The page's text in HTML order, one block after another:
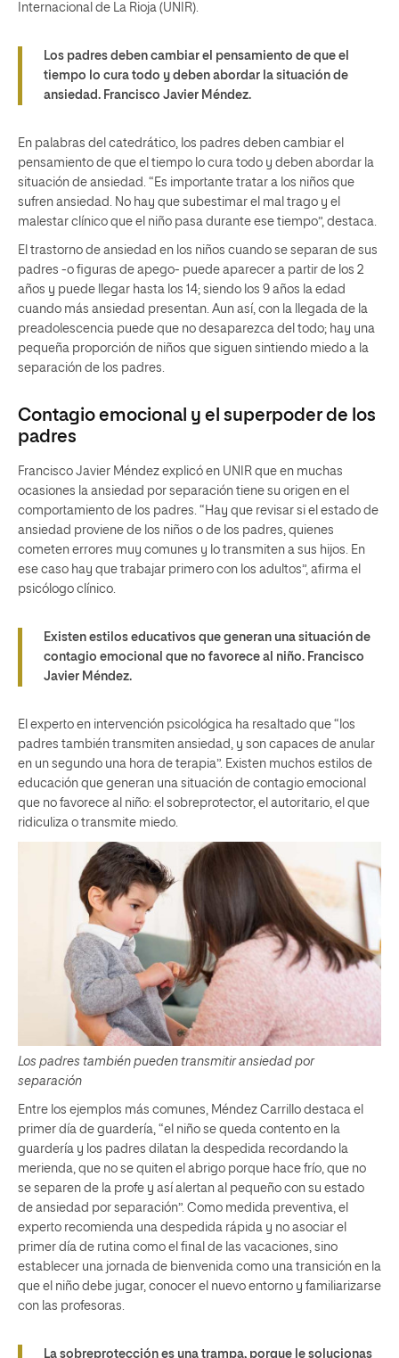
Internacional de La Rioja (UNIR).
Los padres deben cambiar el pensamiento de que el
tiempo lo cura todo y deben abordar la situación de
ansiedad. Francisco Javier Méndez.
En palabras del catedrático, los padres deben cambiar el
pensamiento de que el tiempo lo cura todo y deben abordar la
situación de ansiedad. “Es importante tratar a los niños que
sufren ansiedad. No hay que subestimar el mal trago y el
malestar clínico que el niño pasa durante ese tiempo”, destaca.
El trastorno de ansiedad en los niños cuando se separan de sus
padres -o figuras de apego- puede aparecer a partir de los 2
años y puede llegar hasta los 14; siendo los 9 años la edad
cuando más ansiedad presentan. Aun así, con la llegada de la
preadolescencia puede que no desaparezca del todo; hay una
pequeña proporción de niños que siguen sintiendo miedo a la
separación de los padres.
Contagio emocional y el superpoder de los
padres
Francisco Javier Méndez explicó en UNIR que en muchas
ocasiones la ansiedad por separación tiene su origen en el
comportamiento de los padres. “Hay que revisar si el estado de
ansiedad proviene de los niños o de los padres, quienes
cometen errores muy comunes y lo transmiten a sus hijos. En
ese caso hay que trabajar primero con los adultos”, afirma el
psicólogo clínico.
Existen estilos educativos que generan una situación de
contagio emocional que no favorece al niño. Francisco
Javier Méndez.
El experto en intervención psicológica ha resaltado que “los
padres también transmiten ansiedad, y son capaces de anular
en un segundo una hora de terapia”. Existen muchos estilos de
educación que generan una situación de contagio emocional
que no favorece al niño: el sobreprotector, el autoritario, el que
ridiculiza o transmite miedo.
Los padres también pueden transmitir ansiedad por
separación
Entre los ejemplos más comunes, Méndez Carrillo destaca el
primer día de guardería, “el niño se queda contento en la
guardería y los padres dilatan la despedida recordando la
merienda, que no se quiten el abrigo porque hace frío, que no
se separen de la profe y así alertan al pequeño con su estado
de ansiedad por separación”. Como medida preventiva, el
experto recomienda una despedida rápida y no asociar el
primer día de rutina como el final de las vacaciones, sino
establecer una jornada de bienvenida como una transición en la
que el niño debe jugar, conocer el nuevo entorno y familiarizarse
con las profesoras.
La sobreprotección es una trampa, porque le solucionas